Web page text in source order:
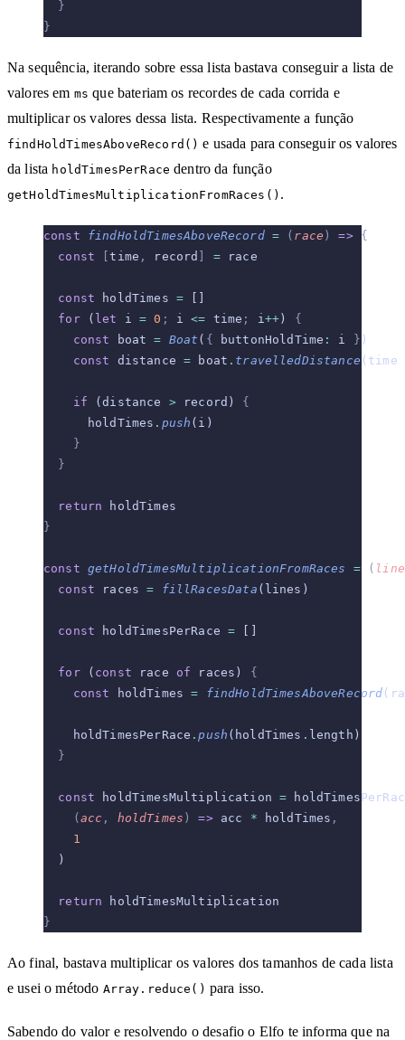
  }
}
Na sequência, iterando sobre essa lista bastava conseguir a lista de
valores em ms que bateriam os recordes de cada corrida e
multiplicar os valores dessa lista. Respectivamente a função
findHoldTimesAboveRecord() e usada para conseguir os valores
da lista holdTimesPerRace dentro da função
getHoldTimesMultiplicationFromRaces() .
const findHoldTimesAboveRecord = ( race ) => {
  const
[time , record ] = race
  const
holdTimes = []
  for
( let i = 0 ; i <= time ; i ++) {
    const
boat = Boat ( { buttonHoldTime : i } )
    const
distance = boat . travelledDistance (time
    if
(distance > record) {
      holdTimes
. push (i)
    }
  }
  return
holdTimes
}
const getHoldTimesMultiplicationFromRaces = (
  const
races = fillRacesData (lines)
  const
holdTimesPerRace = []
  for
( const race of races) {
    const
holdTimes = findHoldTimesAboveRecord
    holdTimesPerRace
.push (holdTimes . length)
  }
  const
holdTimesMultiplication =
    (
acc , holdTimes ) => acc * holdTimes ,
    1
  )
  return
holdTimesMultiplication
}
Ao final, bastava multiplicar os valores dos tamanhos de cada lista
e usei o método Array.reduce() para isso.
Sabendo do valor e resolvendo o desafio o Elfo te informa que na